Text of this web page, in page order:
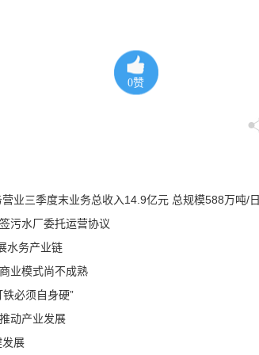
0赞
业三季度末业务总收入14.9亿元 总规模588万吨/日
污水厂委托运营协议
水务产业链
业模式尚不成熟
必须自身硬”
动产业发展
展